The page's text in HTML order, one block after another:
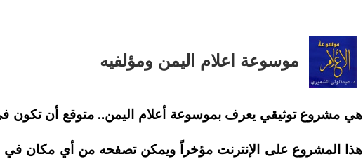
موسوعة اعلام اليمن ومؤلفيه
هي مشروع توثيقي يعرف بموسوعة أعلام اليمن.. متوقع أن
هذا المشروع على الإنترنت مؤخراً ويمكن تصفحه من أي مكان